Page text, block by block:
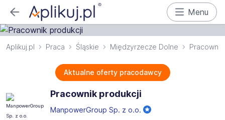
Menu
Aplikuj.pl Praca Śląskie Międzyrzecze Dolne
Aktualne oferty pracodawcy
Pracownik produkcji
ManpowerGroup Sp. z o.o.